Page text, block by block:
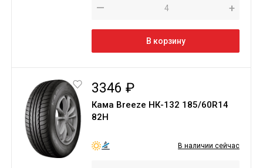
— +
В корзину
3346 ₽
Кама Breeze НК-132 185/60R14
82H
В наличии сейчас